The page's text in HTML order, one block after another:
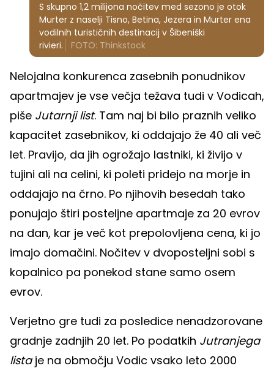
S skupno 1,2 milijona nočitev med sezono je otok
Murter z naselji Tisno, Betina, Jezera in Murter ena
vodilnih turističnih destinacij v Šibeniški
rivieri.
FOTO: Thinkstock
Nelojalna konkurenca zasebnih ponudnikov
apartmajev je vse večja težava tudi v Vodicah,
piše Jutarnji list. Tam naj bi bilo praznih veliko
kapacitet zasebnikov, ki oddajajo že 40 ali več
let. Pravijo, da jih ogrožajo lastniki, ki živijo v
tujini ali na celini, ki poleti pridejo na morje in
oddajajo na črno. Po njihovih besedah tako
ponujajo štiri posteljne apartmaje za 20 evrov
na dan, kar je več kot prepolovljena cena, ki jo
imajo domačini. Nočitev v dvoposteljni sobi s
kopalnico pa ponekod stane samo osem
evrov.
Verjetno gre tudi za posledice nenadzorovane
gradnje zadnjih 20 let. Po podatkih Jutranjega
listaje na območju Vodic vsako leto 2000